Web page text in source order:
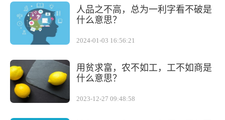
人品之不高，总为一利字看不破是
什么意思？
2024-01-03 16:56:21
用贫求富，农不如工，工不如商是
什么意思？
2023-12-27 09:48:58